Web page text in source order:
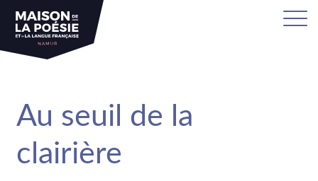
Au seuil de la
clairière